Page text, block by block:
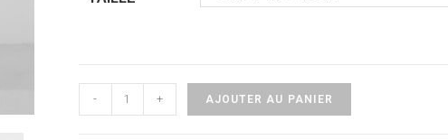
de
- + AJOUTER AU PANIER